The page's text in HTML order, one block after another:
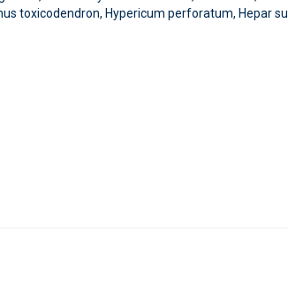
toxicodendron, Hypericum perforatum, Hepar